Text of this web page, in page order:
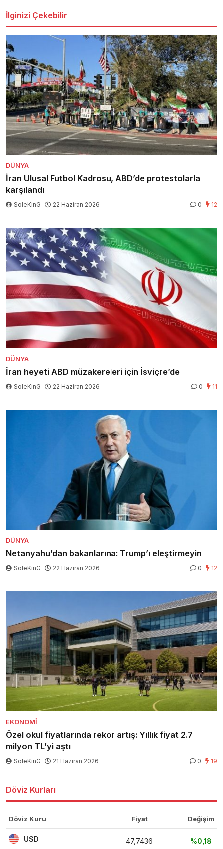
İlginizi Çekebilir
DÜNYA
İran Ulusal Futbol Kadrosu, ABD’de protestolarla
karşılandı
SoleKinG 22 Haziran 2026 0 12
DÜNYA
İran heyeti ABD müzakereleri için İsviçre’de
SoleKinG 22 Haziran 2026 0 11
DÜNYA
Netanyahu’dan bakanlarına: Trump’ı eleştirmeyin
SoleKinG 22 Haziran 2026 0 12
EKONOMI
Özel okul fiyatlarında rekor artış: Yıllık fiyat 2.7
milyon TL’yi aştı
SoleKinG 21 Haziran 2026 0 19
Döviz Kurları
Döviz Kuru Fiyat Değişim
USD 47,7436 %0,18